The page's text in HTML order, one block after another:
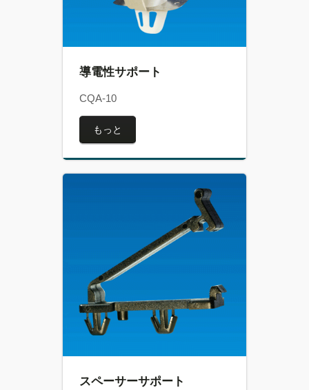
導電性サポート
CQA-10
もっと
スペーサーサポート